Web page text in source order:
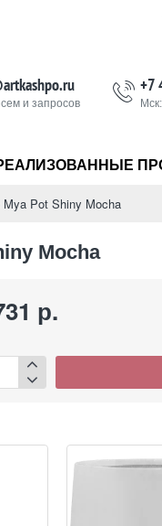
и запросов
+7
Pot Shiny Mocha
Mocha
р.